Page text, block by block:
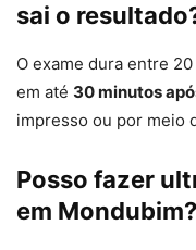
sai o
O exame dura entre
em até 30 minutos
impresso ou por meio
Posso fazer
em Mondubim?